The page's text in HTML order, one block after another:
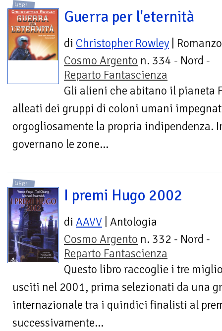
LIBRI
Guerra per l'eternità
di Christopher Rowley | Romanzo
Cosmo Argento n. 334 - Nord -
Reparto Fantascienza
Gli alieni che abitano il pianeta
alleati dei gruppi di coloni umani
orgogliosamente la propria indipendenza.
governano le zone...
LIBRI
I premi Hugo 2002
di AAVV | Antologia
Cosmo Argento n. 332 - Nord -
Reparto Fantascienza
Questo libro raccoglie i tre
usciti nel 2001, prima selezionati da una
internazionale tra i quindici finalisti al
successivamente...